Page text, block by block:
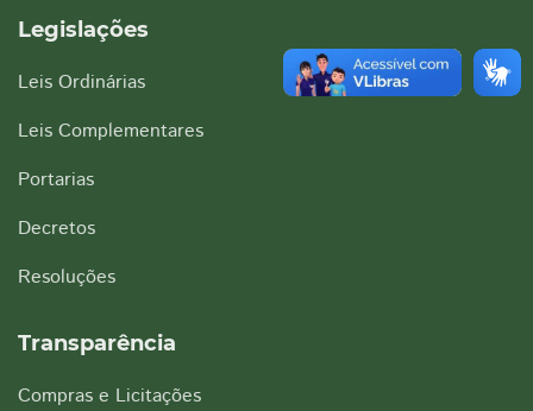
Legislações
Leis Ordinárias
Leis Complementares
Portarias
Decretos
Resoluções
Transparência
Compras e Licitações